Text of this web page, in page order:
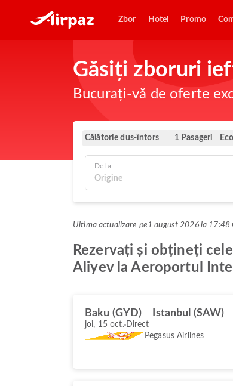
Zbor Hotel Promo
Găsiți zboruri
Bucurați-vă de oferte
Călătorie dus-întors 1 Pasageri
De la
Ultima actualizare pe1 august 2026 la 17:48
Rezervați și obțineți
Aliyev la Aeroportul
Baku (GYD) Istanbul (SAW)
joi, 15 oct. Direct
Pegasus Airlines